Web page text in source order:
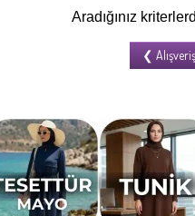
Aradığınız